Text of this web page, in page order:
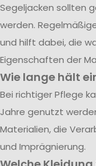
Segeljacken sollten
werden.
und hilft dabei, die
Eigenschaften der
Wie lange hält
Bei richtiger Pflege
Jahre genutzt
Materialien, die
und Imprägnierung.